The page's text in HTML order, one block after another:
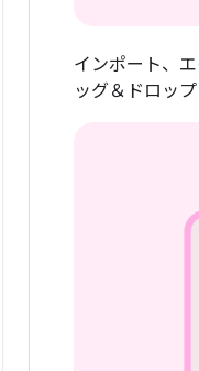
インポート、
ッグ＆ドロッ